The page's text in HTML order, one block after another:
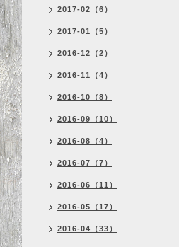
2017-02（6）
2017-01（5）
2016-12（2）
2016-11（4）
2016-10（8）
2016-09（10）
2016-08（4）
2016-07（7）
2016-06（11）
2016-05（17）
2016-04（33）